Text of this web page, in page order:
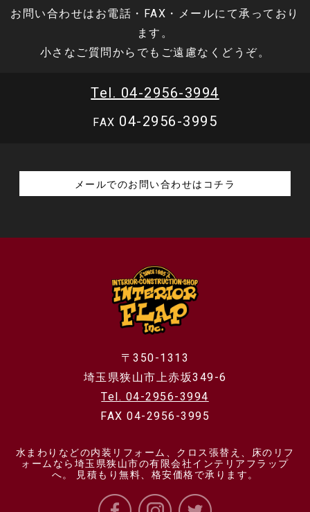
お問い合わせはお電話・FAX・メールにて承っており
ます。
小さなご質問からでもご遠慮なくどうぞ。
Tel. 04-2956-3994
FAX 04-2956-3995
メールでのお問い合わせはコチラ
〒350-1313
埼玉県狭山市上赤坂349-6
Tel. 04-2956-3994
FAX 04-2956-3995
水まわりなどの内装リフォーム、クロス張替え、床のリフ
ォームなら埼玉県狭山市の有限会社インテリアフラップ
へ。 見積もり無料、格安価格で承ります。